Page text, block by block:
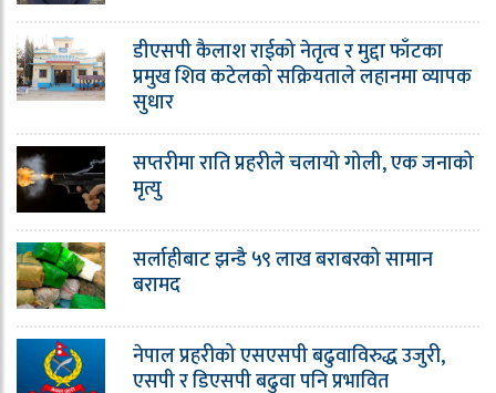
डीएसपी कैलाश राईको नेतृत्व र मुद्दा फाँटका
प्रमुख शिव कटेलको सक्रियताले लहानमा व्यापक
सुधार
सप्तरीमा राति प्रहरीले चलायो गोली, एक जनाको
मृत्यु
सर्लाहीबाट झन्डै ५९ लाख बराबरको सामान
बरामद
नेपाल प्रहरीको एसएसपी बढुवाविरुद्ध उजुरी,
एसपी र डिएसपी बढुवा पनि प्रभावित